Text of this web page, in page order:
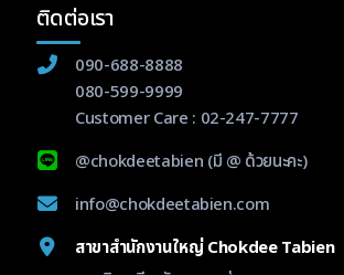
ติดต่อเรา
090-688-8888
080-599-9999
Customer Care : 02-247-7777
@chokdeetabien (มี @ ด้วยนะคะ)
info@chokdeetabien.com
สาขาสำนักงานใหญ่ Chokdee Tabien